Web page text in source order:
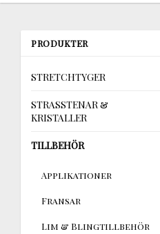
PRODUKTER
STRETCHTYGER
STRASSTENAR &
KRISTALLER
TILLBEHÖR
Applikationer
Fransar
Lim & Blingtillbehör